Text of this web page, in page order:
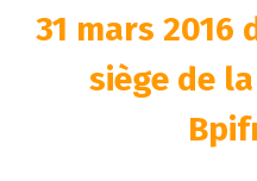
31 mars 2016
siège de